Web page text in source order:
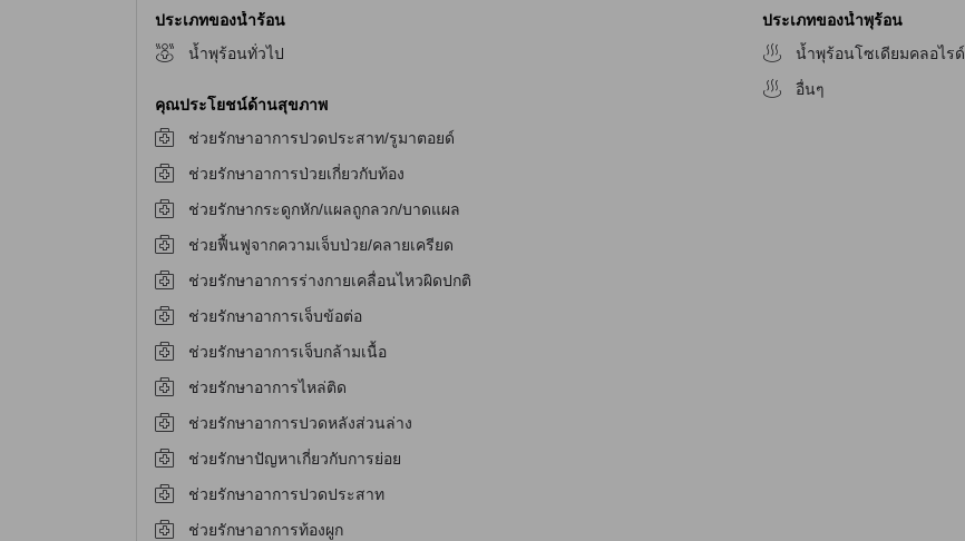
ประเภทของน้ำร้อน
น้ำพุร้อนทั่วไป
คุณประโยชน์ด้านสุขภาพ
ช่วยรักษาอาการปวดประสาท/รูมาตอยด์
ช่วยรักษาอาการป่วยเกี่ยวกับท้อง
ช่วยรักษากระดูกหัก/แผลถูกลวก/บาดแผล
ช่วยฟื้นฟูจากความเจ็บป่วย/คลายเครียด
ช่วยรักษาอาการร่างกายเคลื่อนไหวผิดปกติ
ช่วยรักษาอาการเจ็บข้อต่อ
ช่วยรักษาอาการเจ็บกล้ามเนื้อ
ช่วยรักษาอาการไหล่ติด
ช่วยรักษาอาการปวดหลังส่วนล่าง
ช่วยรักษาปัญหาเกี่ยวกับการย่อย
ช่วยรักษาอาการปวดประสาท
ช่วยรักษาอาการท้องผูก
ประเภทของน้ำพุร้อน
น้ำพุร้อนโซเดียมคลอไรด์
อื่นๆ